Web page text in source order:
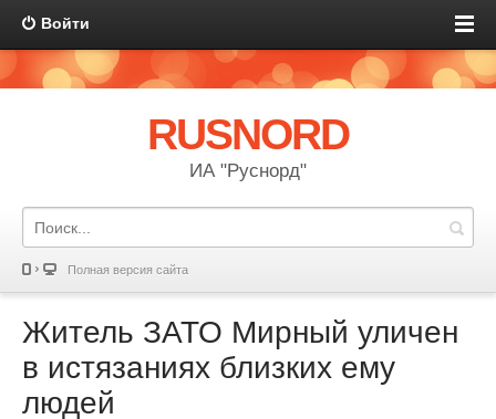
Войти
RUSNORD
ИА "Руснорд"
Полная версия сайта
Житель ЗАТО Мирный уличен
в истязаниях близких ему
людей